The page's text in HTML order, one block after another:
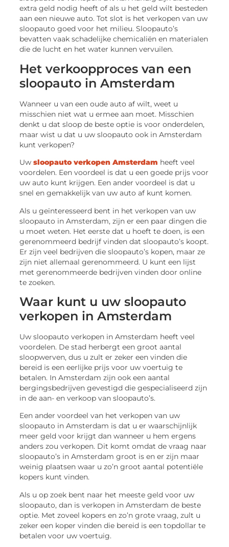
extra geld nodig heeft of als u het geld wilt besteden
aan een nieuwe auto. Tot slot is het verkopen van uw
sloopauto goed voor het milieu. Sloopauto’s
bevatten vaak schadelijke chemicaliën en materialen
die de lucht en het water kunnen vervuilen.
Het verkoopproces van een
sloopauto in Amsterdam
Wanneer u van een oude auto af wilt, weet u
misschien niet wat u ermee aan moet. Misschien
denkt u dat sloop de beste optie is voor onderdelen,
maar wist u dat u uw sloopauto ook in Amsterdam
kunt verkopen?
Uwsloopauto verkopen Amsterdam heeft veel
voordelen. Een voordeel is dat u een goede prijs voor
uw auto kunt krijgen. Een ander voordeel is dat u
snel en gemakkelijk van uw auto af kunt komen.
Als u geïnteresseerd bent in het verkopen van uw
sloopauto in Amsterdam, zijn er een paar dingen die
u moet weten. Het eerste dat u hoeft te doen, is een
gerenommeerd bedrijf vinden dat sloopauto’s koopt.
Er zijn veel bedrijven die sloopauto’s kopen, maar ze
zijn niet allemaal gerenommeerd. U kunt een lijst
met gerenommeerde bedrijven vinden door online
te zoeken.
Waar kunt u uw sloopauto
verkopen in Amsterdam
Uw sloopauto verkopen in Amsterdam heeft veel
voordelen. De stad herbergt een groot aantal
sloopwerven, dus u zult er zeker een vinden die
bereid is een eerlijke prijs voor uw voertuig te
betalen. In Amsterdam zijn ook een aantal
bergingsbedrijven gevestigd die gespecialiseerd zijn
in de aan- en verkoop van sloopauto’s.
Een ander voordeel van het verkopen van uw
sloopauto in Amsterdam is dat u er waarschijnlijk
meer geld voor krijgt dan wanneer u hem ergens
anders zou verkopen. Dit komt omdat de vraag naar
sloopauto’s in Amsterdam groot is en er zijn maar
weinig plaatsen waar u zo’n groot aantal potentiële
kopers kunt vinden.
Als u op zoek bent naar het meeste geld voor uw
sloopauto, dan is verkopen in Amsterdam de beste
optie. Met zoveel kopers en zo’n grote vraag, zult u
zeker een koper vinden die bereid is een topdollar te
betalen voor uw voertuig.